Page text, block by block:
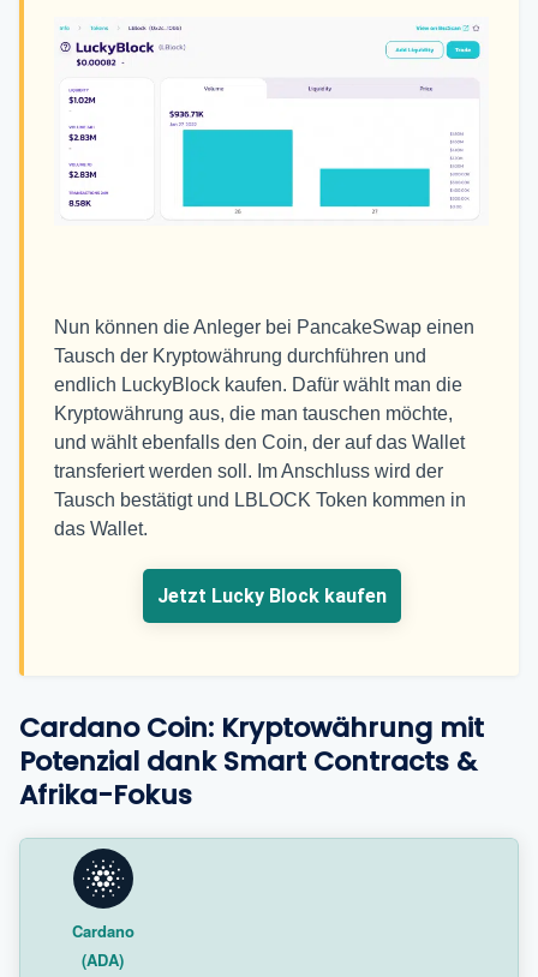
Nun können die Anleger bei PancakeSwap einen
Tausch der Kryptowährung durchführen und
endlich LuckyBlock kaufen. Dafür wählt man die
Kryptowährung aus, die man tauschen möchte,
und wählt ebenfalls den Coin, der auf das Wallet
transferiert werden soll. Im Anschluss wird der
Tausch bestätigt und LBLOCK Token kommen in
das Wallet.
Jetzt Lucky Block kaufen
Cardano Coin: Kryptowährung mit
Potenzial dank Smart Contracts &
Afrika-Fokus
Cardano
(ADA)